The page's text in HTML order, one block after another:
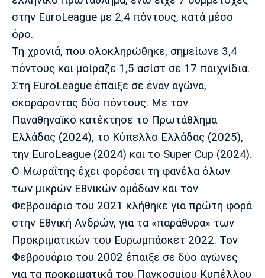
στην EuroLeague με 2,4 πόντους, κατά μέσο
όρο.
Τη χρονιά, που ολοκληρώθηκε, σημείωνε 3,4
πόντους και μοίραζε 1,5 ασίστ σε 17 παιχνίδια.
Στη EuroLeague έπαιξε σε έναν αγώνα,
σκοράροντας δύο πόντους. Με τον
Παναθηναϊκό κατέκτησε το Πρωτάθλημα
Ελλάδας (2024), το Κύπελλο Ελλάδας (2025),
την EuroLeague (2024) και το Super Cup (2024).
Ο Μωραΐτης έχει φορέσει τη φανέλα όλων
των μικρών Εθνικών ομάδων και τον
Φεβρουάριο του 2021 κλήθηκε για πρώτη φορά
στην Εθνική Ανδρών, για τα «παράθυρα» των
Προκριματικών του Ευρωμπάσκετ 2022. Τον
Φεβρουάριο του 2002 έπαιξε σε δύο αγώνες
για τα προκριματικά του Παγκοσμίου Κυπέλλου